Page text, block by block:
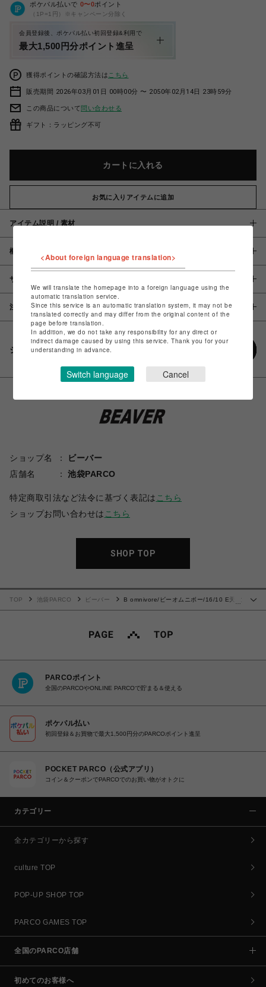
ポケパル払いで 0〜0ポイント
（1P=1円）※キャンペーン分除く
会員登録後、ポケパル払い初回登録&利用で
最大1,500円分ポイント進呈
獲得ポイントの確認方法は こちら
販売期間 2026年03月01日 00時00分 〜 2050年02月14日 23時59分
この商品について問い合わせる
ギフト：ラッピング不可
カートに入れる
お気に入りアイテムに追加
アイテム説明 / 素材
概要
サイズ
注意事項
シェアする
ショップ名
ビーバー
店舗名
池袋PARCO
特定商取引法など法令に基づく表記は こちら
ショップお問い合わせは こちら
SHOP TOP
TOP 池袋PARCO ビーバー
B omnivore/ビーオムニボー/16/10 E天竺
PARCOポイント
全国のPARCOやONLINE PARCOで貯まる＆使える
ポケパル払い
初回登録＆お買物で最大1,500円分のPARCOポイント進呈
POCKET PARCO（公式アプリ）
コイン＆クーポンでPARCOでのお買い物がオトクに
カテゴリー
全カテゴリーから探す
culture TOP
POP-UP SHOP TOP
PARCO GAMES TOP
全国のPARCO店舗
初めてのお客様へ
<About foreign language translation>
We will translate the homepage into a foreign language using the
automatic translation service.
Since this service is an automatic translation system, it may not be
translated correctly and may differ from the original content of the
page before translation.
In addition, we do not take any responsibility for any direct or
indirect damage caused by using this service. Thank you for your
understanding in advance.
Switch language Cancel